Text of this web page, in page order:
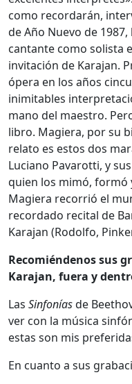
como recordarán,
de Año Nuevo de
cantante como solista
invitación de Karajan.
ópera en los años
inimitables
mano del maestro.
libro. Magiera, por su
relato es estos dos
Luciano Pavarotti, y
quien los mimó, formó
Magiera recorrió el
recordado recital de
Karajan (Rodolfo,
Recomiéndenos sus
Karajan, fuera y
Las Sinfoníasde
ver con la música
estas son mis
En cuanto a sus